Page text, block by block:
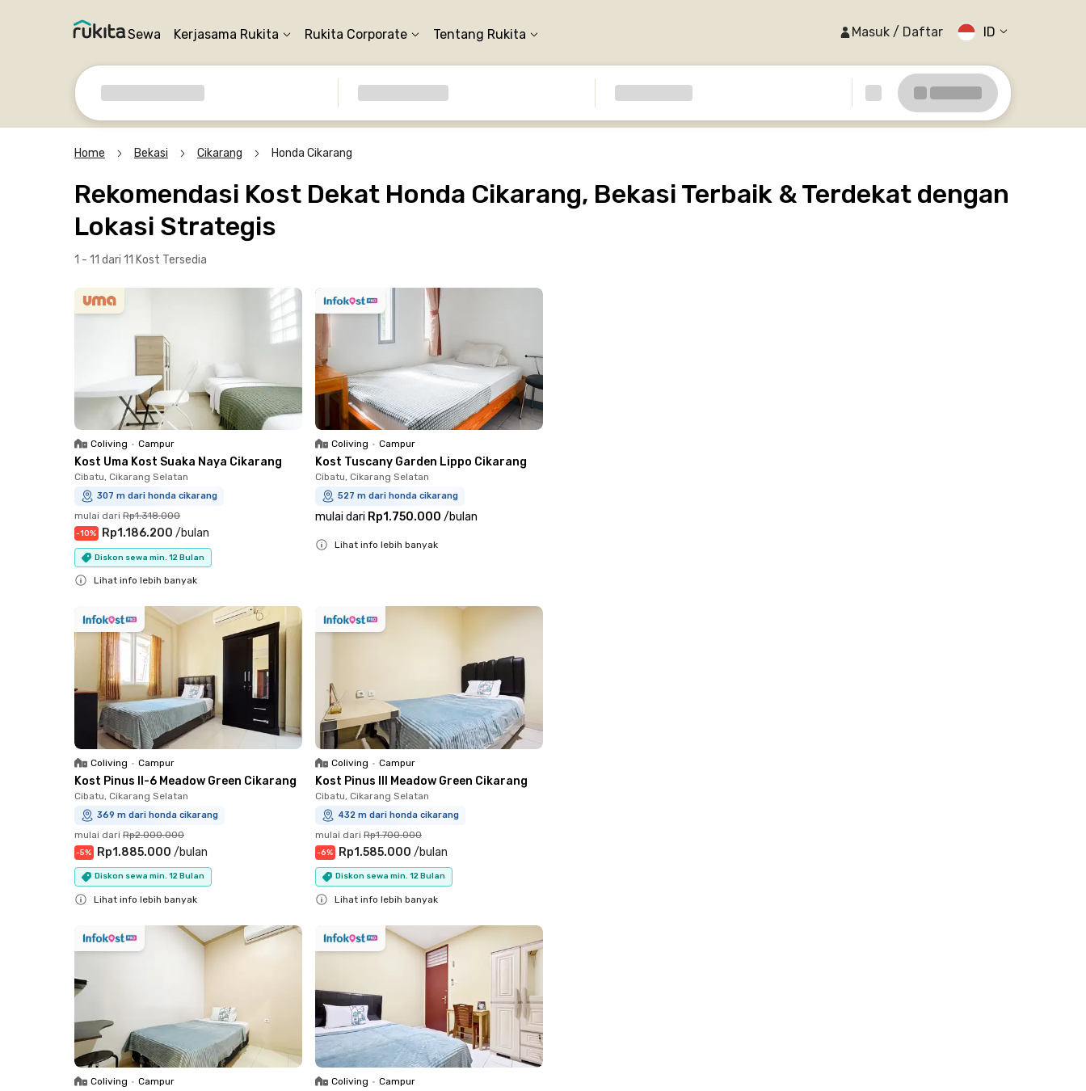
Sewa Kerjasama Rukita Rukita Corporate Tentang Rukita Masuk / Daftar ID
Home Bekasi Cikarang Honda Cikarang
Rekomendasi Kost Dekat Honda Cikarang, Bekasi Terbaik & Terdekat dengan
Lokasi Strategis
1 - 11 dari 11 Kost Tersedia
Coliving • Campur
Kost Uma Kost Suaka Naya Cikarang
Cibatu, Cikarang Selatan
307 m dari honda cikarang
mulai dari Rp1.318.000
-10% Rp1.186.200 /bulan
Diskon sewa min. 12 Bulan
Lihat info lebih banyak
Coliving • Campur
Kost Tuscany Garden Lippo Cikarang
Cibatu, Cikarang Selatan
527 m dari honda cikarang
mulai dari Rp1.750.000 /bulan
Lihat info lebih banyak
Coliving • Campur
Kost Pinus II-6 Meadow Green Cikarang
Cibatu, Cikarang Selatan
369 m dari honda cikarang
mulai dari Rp2.000.000
-5% Rp1.885.000 /bulan
Diskon sewa min. 12 Bulan
Lihat info lebih banyak
Coliving • Campur
Kost Pinus III Meadow Green Cikarang
Cibatu, Cikarang Selatan
432 m dari honda cikarang
mulai dari Rp1.700.000
-6% Rp1.585.000 /bulan
Diskon sewa min. 12 Bulan
Lihat info lebih banyak
Coliving • Campur Coliving • Campur